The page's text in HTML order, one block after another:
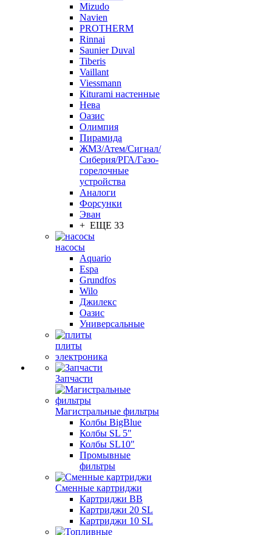
Mizudo
Navien
PROTHERM
Rinnai
Saunier Duval
Tiberis
Vaillant
Viessmann
Кiturami настенные
Нева
Оазис
Олимпия
Пирамида
ЖМЗ/Атем/Сигнал/
Сиберия/РГА/Газо-
горелочные
устройства
Aналоги
Форсунки
Эван
+ ЕЩЕ 33
насосы
Aquario
Espa
Grundfos
Wilo
Джилекс
Оазис
Универсальные
плиты
электроника
Запчасти
Магистральные фильтры
Колбы BigBlue
Колбы SL 5"
Колбы SL10"
Промывные
фильтры
Сменные картриджи
Картриджи BB
Картриджи 20 SL
Картриджи 10 SL